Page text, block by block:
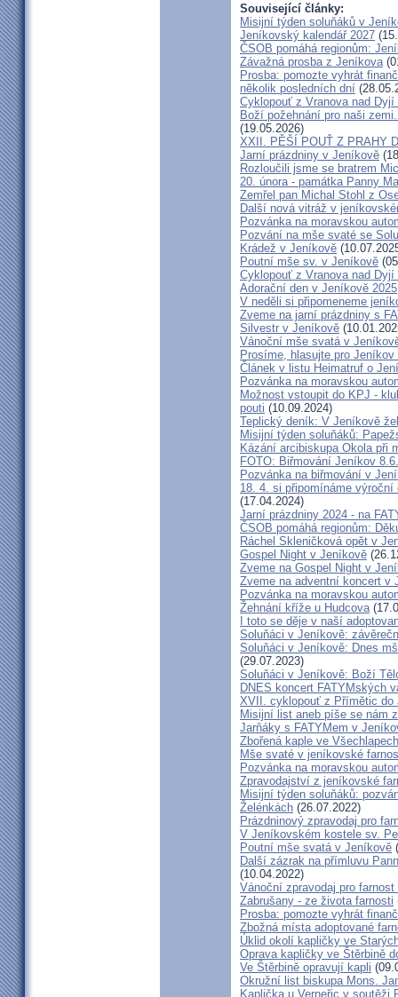
Související články:
Misijní týden soluňáků v
Jeníkovský kalendář 2027
ČSOB pomáhá regionům:
Závažná prosba z Jeníkova
Prosba: pomozte vyhrát
několik posledních dní
Cyklopouť z Vranova nad
Boží požehnání pro naši
(19.05.2026)
XXII. PĚŠÍ POUŤ Z PRAHY
Jarní prázdniny v Jeníkově
Rozloučili jsme se bratrem
20. února - památka Panny
Zemřel pan Michal Stohl z
Další nová vitráž v
Pozvánka na moravskou
Pozvání na mše svaté se
Krádež v Jeníkově
Poutní mše sv. v Jeníkově
Cyklopouť z Vranova nad
Adorační den v Jeníkově 2025
V neděli si připomeneme
Zveme na jarní prázdniny s
Silvestr v Jeníkově
Vánoční mše svatá v
Prosíme, hlasujte pro
Článek v listu Heimatruf o
Pozvánka na moravskou
Možnost vstoupit do KPJ -
pouti (10.09.2024)
Teplický deník: V Jeníkově
Misijní týden soluňáků:
Kázání arcibiskupa Okola při
FOTO: Biřmování Jeníkov
Pozvánka na biřmování v
18. 4. si připomínáme
(17.04.2024)
Jarní prázdniny 2024 - na
ČSOB pomáhá regionům:
Ráchel Skleničková opět v
Gospel Night v Jeníkově
Zveme na Gospel Night v
Zveme na adventní koncert v
Pozvánka na moravskou
Žehnání kříže u Hudcova
I toto se děje v naší
Soluňáci v Jeníkově:
Soluňáci v Jeníkově: Dnes
(29.07.2023)
Soluňáci v Jeníkově: Boží
DNES koncert FATYMských
XVII. cyklopouť z Přímětic do
Misijní list aneb píše se nám
Jarňáky s FATYMem v
Zbořená kaple ve
Mše svaté v jeníkovské
Pozvánka na moravskou
Zpravodajství z jeníkovské
Misijní týden soluňáků:
Želénkách (26.07.2022)
Prázdninový zpravodaj pro
V Jeníkovském kostele sv.
Poutní mše svatá v Jeníkově
Další zázrak na přímluvu
(10.04.2022)
Vánoční zpravodaj pro
Zabrušany - ze života farnosti
Prosba: pomozte vyhrát
Zbožná místa adoptované
Úklid okolí kapličky ve
Oprava kapličky ve Štěrbině
Ve Štěrbině opravují kapli
Okružní list biskupa Mons.
Kaplička u Verneřic v soutěži